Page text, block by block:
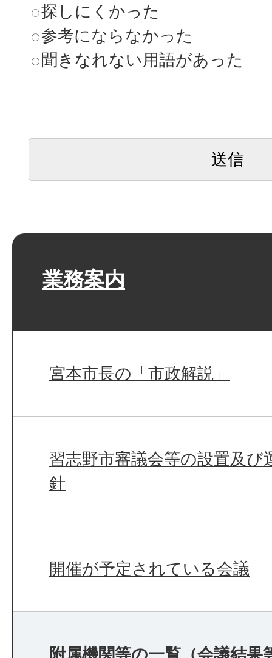
探しにくかった
参考にならなかった
聞きなれない用語があった
業務案内
宮本市長の「市政解説」
習志野市審議会等の設置及び
針
開催が予定されている会議